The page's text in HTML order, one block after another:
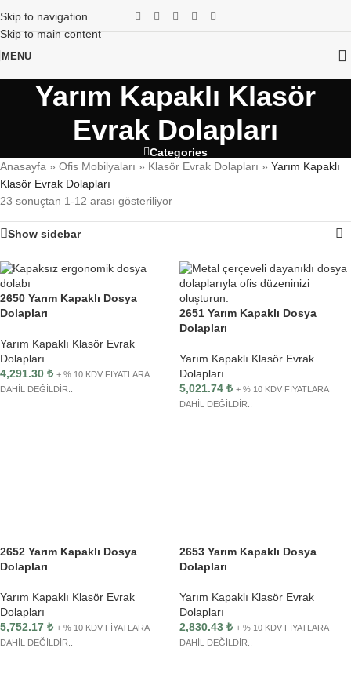
Skip to navigation
Skip to main content
MENU
Yarım Kapaklı Klasör
Evrak Dolapları
Categories
Anasayfa » Ofis Mobilyaları » Klasör Evrak Dolapları » Yarım Kapaklı
Klasör Evrak Dolapları
23 sonuçtan 1-12 arası gösteriliyor
Show sidebar
2650 Yarım Kapaklı Dosya
Dolapları
Yarım Kapaklı Klasör Evrak
Dolapları
4,291.30 ₺ + % 10 KDV FİYATLARA
DAHİL DEĞİLDİR..
2651 Yarım Kapaklı Dosya
Dolapları
Yarım Kapaklı Klasör Evrak
Dolapları
5,021.74 ₺ + % 10 KDV FİYATLARA
DAHİL DEĞİLDİR..
2652 Yarım Kapaklı Dosya
Dolapları
Yarım Kapaklı Klasör Evrak
Dolapları
5,752.17 ₺ + % 10 KDV FİYATLARA
DAHİL DEĞİLDİR..
2653 Yarım Kapaklı Dosya
Dolapları
Yarım Kapaklı Klasör Evrak
Dolapları
2,830.43 ₺ + % 10 KDV FİYATLARA
DAHİL DEĞİLDİR..